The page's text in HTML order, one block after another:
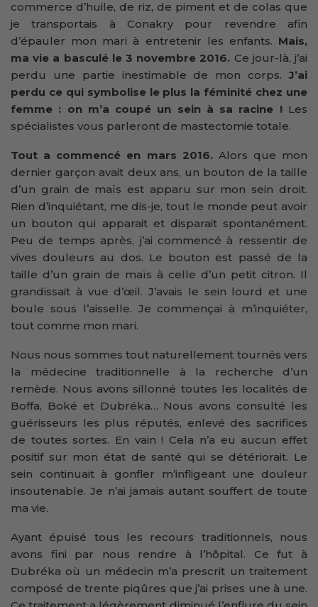
commerce d’huile, de riz, de piment et de colas que
je transportais à Conakry pour revendre afin
d’épauler mon mari à entretenir les enfants. Mais,
ma vie a basculé le 3 novembre 2016. Ce jour-là, j’ai
perdu une partie inestimable de mon corps.J’ai
perdu ce qui symbolise le plus la féminité chez une
femme : on m’a coupé un sein à sa racine !Les
spécialistes vous parleront de mastectomie totale.
Tout a commencé en mars 2016.Alors que mon
dernier garçon avait deux ans, un bouton de la taille
d’un grain de maïs est apparu sur mon sein droit.
Rien d’inquiétant, me dis-je, tout le monde peut avoir
un bouton qui apparait et disparait spontanément.
Peu de temps après, j’ai commencé à ressentir de
vives douleurs au dos. Le bouton est passé de la
taille d’un grain de maïs à celle d’un petit citron. Il
grandissait à vue d’œil. J’avais le sein lourd et une
boule sous l’aisselle. Je commençai à m’inquiéter,
tout comme mon mari.
Nous nous sommes tout naturellement tournés vers
la médecine traditionnelle à la recherche d’un
remède. Nous avons sillonné toutes les localités de
Boffa, Boké et Dubréka… Nous avons consulté les
guérisseurs les plus réputés, enlevé des sacrifices
de toutes sortes. En vain ! Cela n’a eu aucun effet
positif sur mon état de santé qui se détériorait. Le
sein continuait à gonfler m’infligeant une douleur
insoutenable. Je n’ai jamais autant souffert de toute
ma vie.
Ayant épuisé tous les recours traditionnels, nous
avons fini par nous rendre à l’hôpital. Ce fut à
Dubréka où un médecin m’a prescrit un traitement
composé de trente piqûres que j’ai prises une à une.